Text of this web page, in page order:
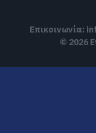
Επικοινωνία:
© 2026